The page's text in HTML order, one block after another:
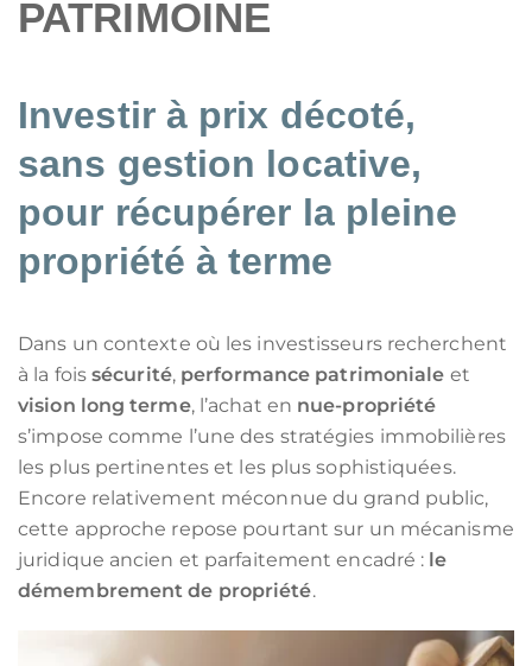
PATRIMOINE
Investir à prix décoté,
sans gestion locative,
pour récupérer la pleine
propriété à terme
Dans un contexte où les investisseurs recherchent
à la fois sécurité, performance patrimoniale et
vision long terme, l’achat en nue-propriété
s’impose comme l’une des stratégies immobilières
les plus pertinentes et les plus sophistiquées.
Encore relativement méconnue du grand public,
cette approche repose pourtant sur un mécanisme
juridique ancien et parfaitement encadré : le
démembrement de propriété.